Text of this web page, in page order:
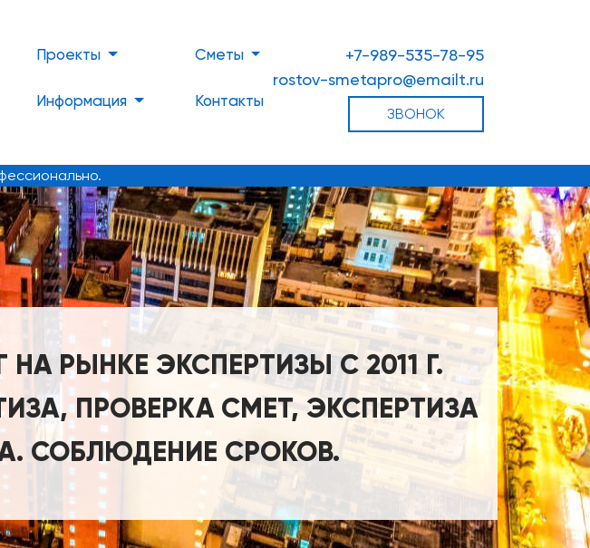
Проекты Сметы
Информация Контакты
+7-989-535-78-95
rostov-smetapro@emailt.ru
ЗВОНОК
РЫНКЕ ЭКСПЕРТИЗЫ С 2011 Г.
ПРОВЕРКА СМЕТ, ЭКСПЕРТИЗА
СОБЛЮДЕНИЕ СРОКОВ.